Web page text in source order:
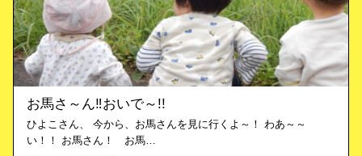
お馬さ～ん‼おいで～!!
ひよこさん、 今から、お馬さんを見に行くよ～！ わあ～～
い！！ お馬さん！ お馬…